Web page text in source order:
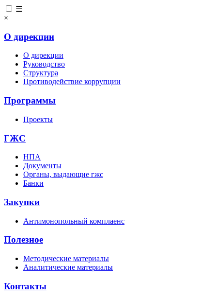
☰
×
О дирекции
О дирекции
Руководство
Структура
Противодействие коррупции
Программы
Проекты
ГЖС
НПА
Документы
Органы, выдающие гжс
Банки
Закупки
Антимонопольный комплаенс
Полезное
Методические материалы
Аналитические материалы
Контакты